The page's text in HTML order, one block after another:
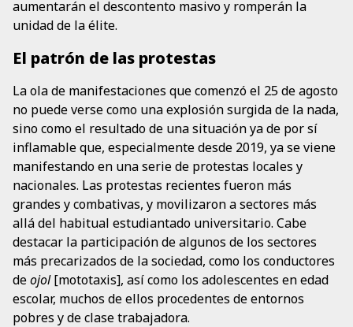
aumentarán el descontento masivo y romperán la
unidad de la élite.
El patrón de las protestas
La ola de manifestaciones que comenzó el 25 de agosto
no puede verse como una explosión surgida de la nada,
sino como el resultado de una situación ya de por sí
inflamable que, especialmente desde 2019, ya se viene
manifestando en una serie de protestas locales y
nacionales. Las protestas recientes fueron más
grandes y combativas, y movilizaron a sectores más
allá del habitual estudiantado universitario. Cabe
destacar la participación de algunos de los sectores
más precarizados de la sociedad, como los conductores
deojol[mototaxis], así como los adolescentes en edad
escolar, muchos de ellos procedentes de entornos
pobres y de clase trabajadora.